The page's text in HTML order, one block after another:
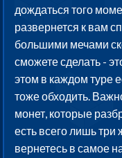
дождаться того
развернется к вам
большими мечами
сможете сделать -
этом в каждом туре
тоже обходить.
монет, которые
есть всего лишь
вернетесь в самое